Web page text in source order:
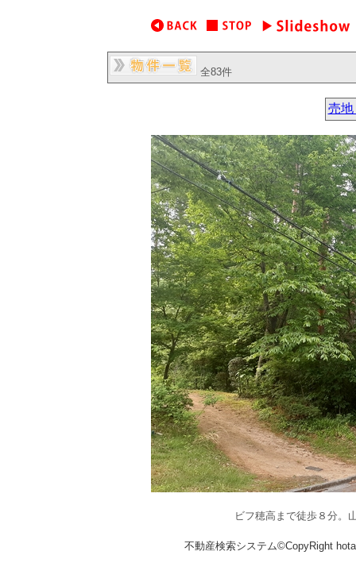
全83件
売
ビフ穂高まで徒歩８分。
不動産検索システム©CopyRight